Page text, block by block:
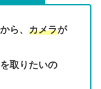
ら、カメラが
取りたいの